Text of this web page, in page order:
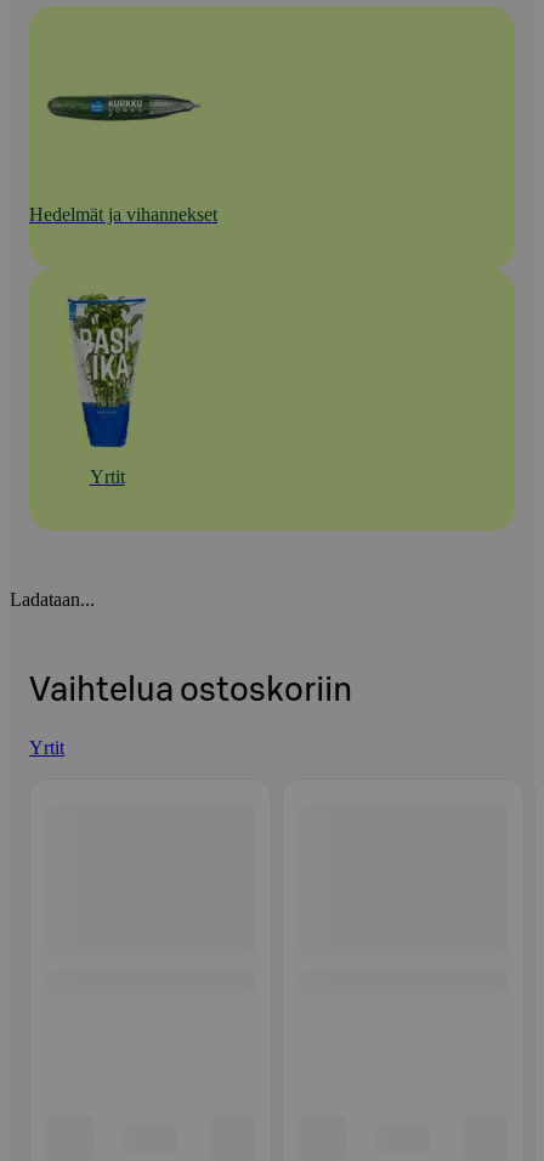
Hedelmät ja vihannekset
Yrtit
Ladataan...
Vaihtelua ostoskoriin
Yrtit